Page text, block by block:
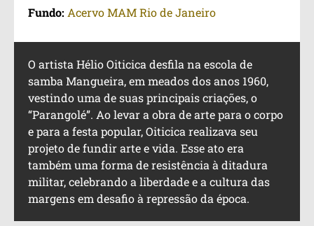
Fundo: Acervo MAM Rio de Janeiro
O artista Hélio Oiticica desfila na escola de
samba Mangueira, em meados dos anos 1960,
vestindo uma de suas principais criações, o
“Parangolé”. Ao levar a obra de arte para o corpo
e para a festa popular, Oiticica realizava seu
projeto de fundir arte e vida. Esse ato era
também uma forma de resistência à ditadura
militar, celebrando a liberdade e a cultura das
margens em desafio à repressão da época.